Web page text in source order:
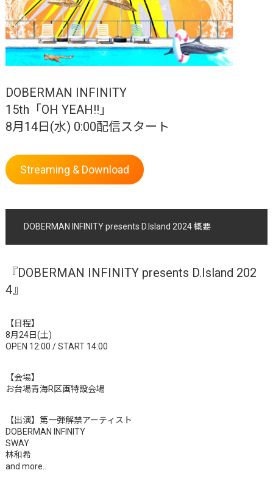
DOBERMAN INFINITY
15th「OH YEAH!!」
8月14日(水) 0:00配信スタート
Streaming & Download
DOBERMAN INFINITY presents D.Island 2024 概要
『DOBERMAN INFINITY presents D.Island 202
4』
【日程】
8月24日(土)
OPEN 12:00 / START 14:00
【会場】
お台場青海R区画特設会場
【出演】第一弾解禁アーティスト
DOBERMAN INFINITY
SWAY
林和希
and more..